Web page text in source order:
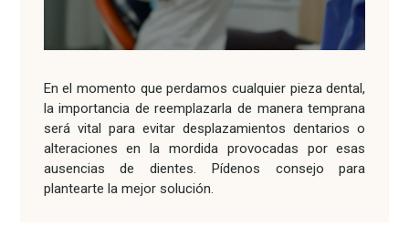
En el momento que perdamos cualquier pieza dental,
la importancia de reemplazarla de manera temprana
será vital para evitar desplazamientos dentarios o
alteraciones en la mordida provocadas por esas
ausencias de dientes. Pídenos consejo para
plantearte la mejor solución.